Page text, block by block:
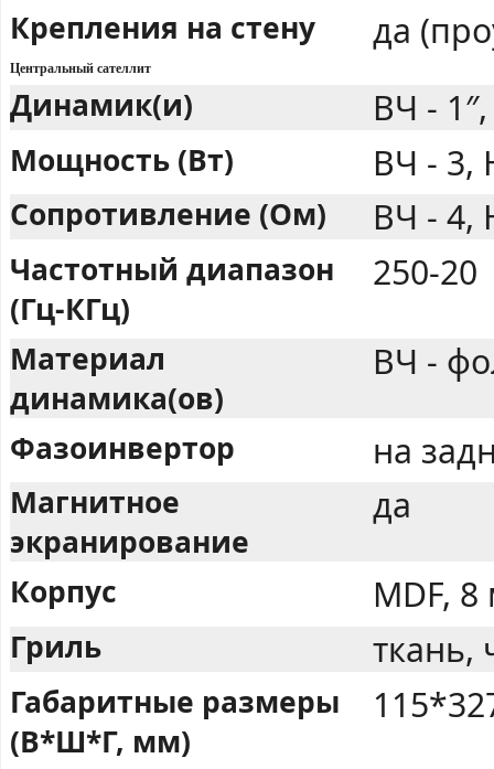
Крепления на стену да
Центральный сателлит
Динамик(и) ВЧ -
Мощность (Вт) ВЧ - 3,
Сопротивление (Ом) ВЧ - 4,
Частотный диапазон
(Гц-КГц)
250-20
Материал
динамика(ов)
ВЧ -
Фазоинвертор на
Магнитное
экранирование
да
Корпус MDF,
Гриль ткань,
Габаритные размеры
(В*Ш*Г, мм)